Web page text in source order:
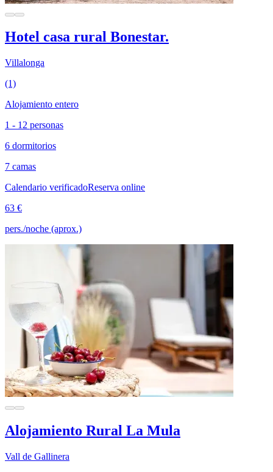
Hotel casa rural Bonestar.
Villalonga
(1)
Alojamiento entero
1 - 12 personas
6 dormitorios
7 camas
Calendario verificadoReserva online
63 €
pers./noche (aprox.)
Alojamiento Rural La Mula
Vall de Gallinera